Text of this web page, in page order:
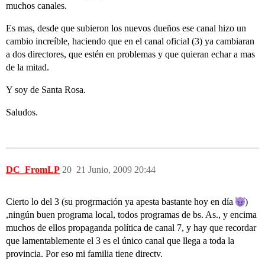
muchos canales.
Es mas, desde que subieron los nuevos dueños ese canal hizo un
cambio increíble, haciendo que en el canal oficial (3) ya cambiaran
a dos directores, que estén en problemas y que quieran echar a mas
de la mitad.
Y soy de Santa Rosa.
Saludos.
DC_FromLP 21 Junio, 2009 20:44
20
Cierto lo del 3 (su progrmación ya apesta bastante hoy en día
)
,ningún buen programa local, todos programas de bs. As., y encima
muchos de ellos propaganda política de canal 7, y hay que recordar
que lamentablemente el 3 es el único canal que llega a toda la
provincia. Por eso mi familia tiene directv.